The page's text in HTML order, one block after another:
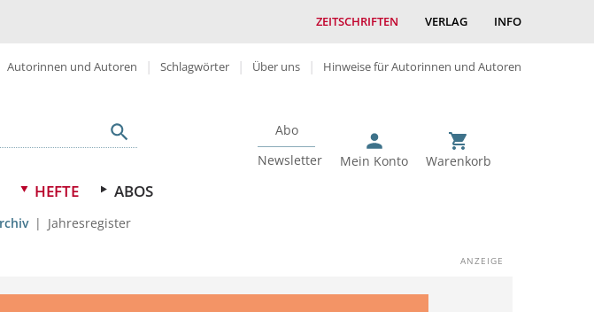
ZEITSCHRIFTEN VERLAG INFO
Autorinnen und Autoren Schlagwörter Über uns Hinweise für Autorinnen und Autoren
Abo
Newsletter
Mein Konto Warenkorb
HEFTE ABOS
Jahresregister